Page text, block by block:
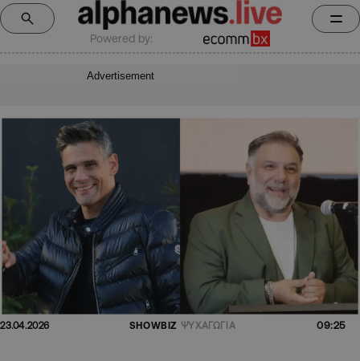
Powered by:
Advertisement
23.04.2026 SHOWBIZ ΨΥΧΑΓΩΓΙΑ 09:25